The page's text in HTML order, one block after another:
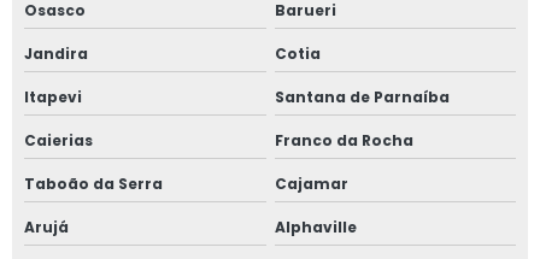
Janela vidro duplo isolamento térmico
Janela vidro duplo com persiana
Janela de vidro duplo com persiana interna
Janela de vidro duplo com persiana interna preço
Janela vidro insulado
Osasco Barueri
Jandira Cotia
Itapevi Santana de Parnaíba
Caierias Franco da Rocha
Taboão da Serra Cajamar
Arujá Alphaville